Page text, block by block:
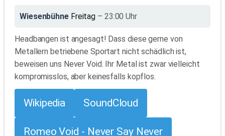
Wiesenbühne Freitag – 23:00 Uhr
Headbangen ist angesagt! Dass diese gerne von
Metallern betriebene Sportart nicht schädlich ist,
beweisen uns Never Void. Ihr Metal ist zwar vielleicht
kompromisslos, aber keinesfalls kopflos.
Wikipedia SoundCloud
Romeo Void - Never Say Never